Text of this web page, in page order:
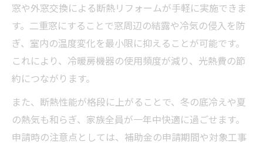
窓や外窓交換による断熱リフォームが手軽に実施できま
す。二重窓にすることで窓周辺の結露や冷気の侵入を防
ぎ、室内の温度変化を最小限に抑えることが可能です。
これにより、冷暖房機器の使用頻度が減り、光熱費の節
約につながります。
また、断熱性能が格段に上がることで、冬の底冷えや夏
の熱気も和らぎ、家族全員が一年中快適に過ごせます。
申請時の注意点としては、補助金の申請期間や対象工事